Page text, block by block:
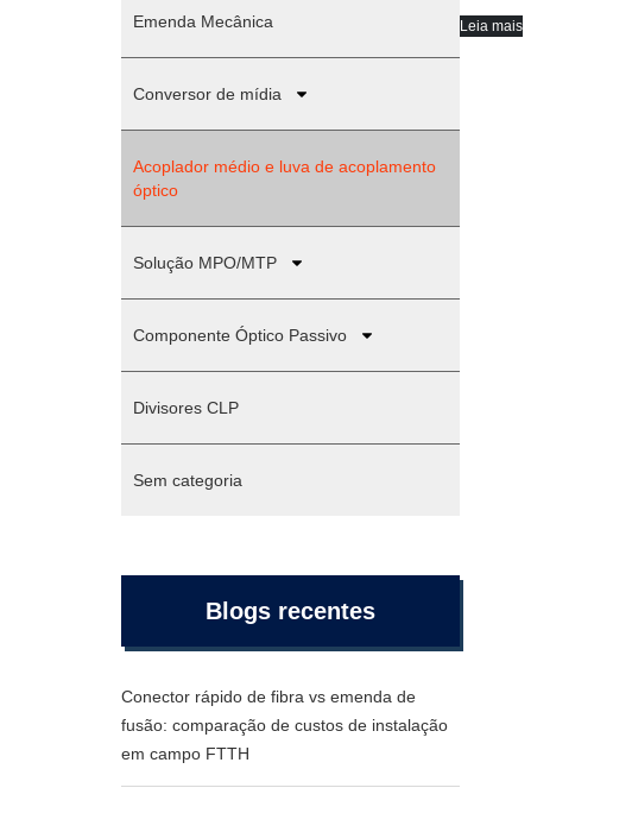
Emenda Mecânica
Conversor de mídia
Acoplador médio e luva de acoplamento
óptico
Solução MPO/MTP
Componente Óptico Passivo
Divisores CLP
Sem categoria
Blogs recentes
Conector rápido de fibra vs emenda de
fusão: comparação de custos de instalação
em campo FTTH
Leia mais